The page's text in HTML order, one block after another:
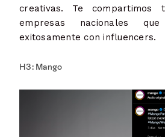
creativas. Te compartimos
empresas nacionales
exitosamente con influencers.
H3: Mango